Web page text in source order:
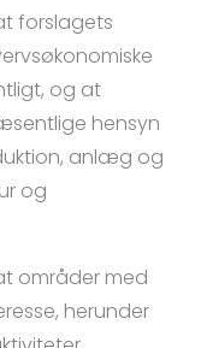
forslagets
og at
hensyn
anlæg og
og
områder med
herunder